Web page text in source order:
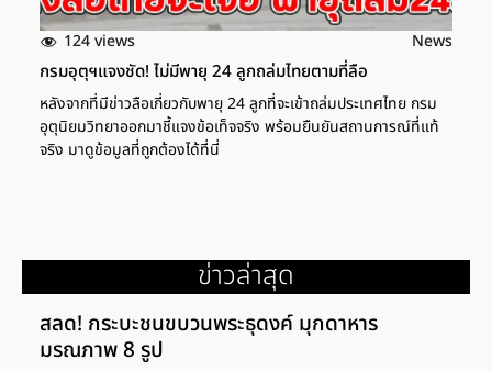
124 views News
กรมอุตุฯแจงชัด! ไม่มีพายุ 24 ลูกถล่มไทยตามที่ลือ
หลังจากที่มีข่าวลือเกี่ยวกับพายุ 24 ลูกที่จะเข้าถล่มประเทศไทย กรม
อุตุนิยมวิทยาออกมาชี้แจงข้อเท็จจริง พร้อมยืนยันสถานการณ์ที่แท้
จริง มาดูข้อมูลที่ถูกต้องได้ที่นี่
ข่าวล่าสุด
สลด! กระบะชนขบวนพระธุดงค์ มุกดาหาร
มรณภาพ 8 รูป